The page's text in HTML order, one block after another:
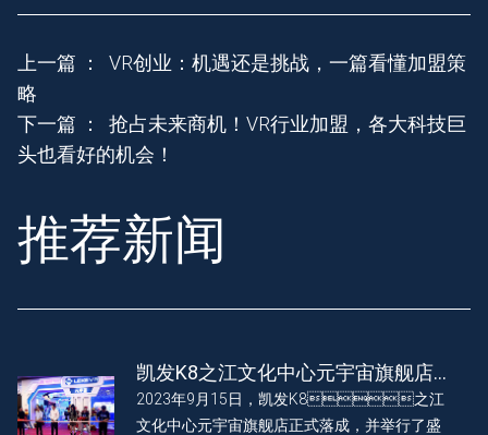
上一篇 ： VR创业：机遇还是挑战，一篇看懂加盟策
略
下一篇 ： 抢占未来商机！VR行业加盟，各大科技巨
头也看好的机会！
推荐新闻
凯发K8之江文化中心元宇宙旗舰店
正式落成 盛大开幕
2023年9月15日，凯发K8之江
文化中心元宇宙旗舰店正式落成，并举行了盛